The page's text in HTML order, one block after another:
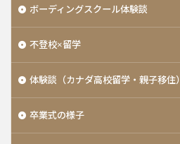
ボーディングスクール体験談
不登校×留学
体験談（カナダ高校留学・親子移住）
卒業式の様子